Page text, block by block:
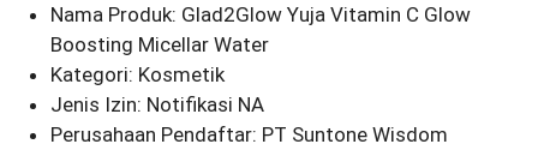
Nama Produk: Glad2Glow Yuja Vitamin C Glow
Boosting Micellar Water
Kategori: Kosmetik
Jenis Izin: Notifikasi NA
Perusahaan Pendaftar: PT Suntone Wisdom